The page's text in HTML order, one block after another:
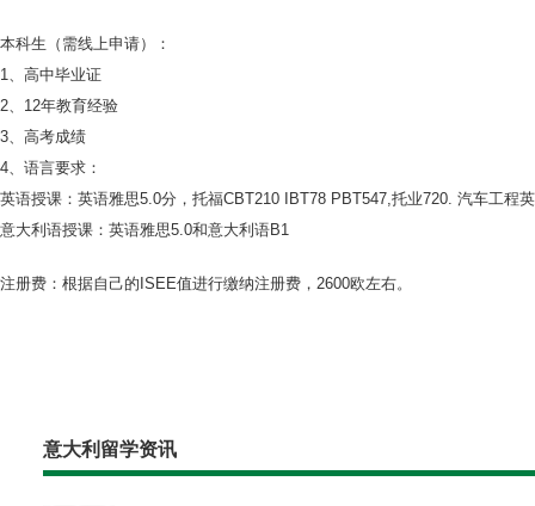
本科生（需线上申请）：
1、高中毕业证
2、12年教育经验
3、高考成绩
4、语言要求：
英语授课：英语雅思5.0分，托福CBT210 IBT78 PBT547,托业720. 汽车工程
意大利语授课：英语雅思5.0和意大利语B1
注册费：根据自己的ISEE值进行缴纳注册费，2600欧左右。
意大利留学资讯